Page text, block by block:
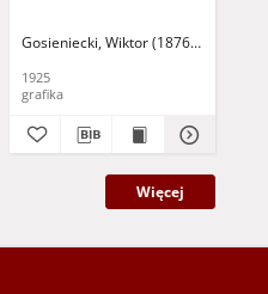
Gosieniecki, Wiktor (1876-1956)
1925
grafika
Więcej